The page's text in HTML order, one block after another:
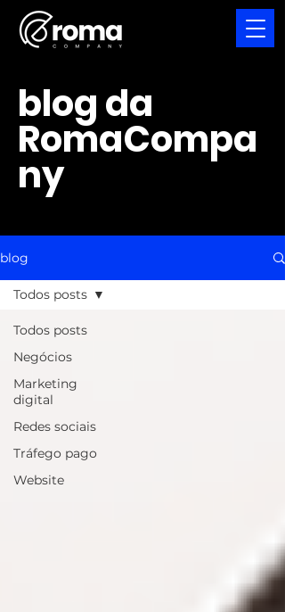
blog da
RomaCompa
ny
blog
Todos posts
Negócios
Marketing
digital
Redes sociais
Tráfego pago
Website
Todos posts